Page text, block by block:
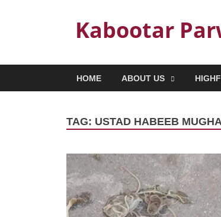
Kabootar
HOME ABOUT US
TAG: USTAD HABEEB